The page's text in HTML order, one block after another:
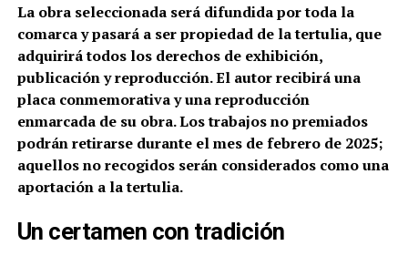
La obra seleccionada será difundida por toda la
comarca y pasará a ser propiedad de la tertulia, que
adquirirá todos los derechos de exhibición,
publicación y reproducción. El autor recibirá una
placa conmemorativa y una reproducción
enmarcada de su obra. Los trabajos no premiados
podrán retirarse durante el mes de febrero de 2025;
aquellos no recogidos serán considerados como una
aportación a la tertulia.
Un certamen con tradición